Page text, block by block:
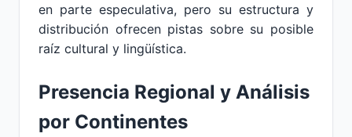
en parte especulativa, pero su estructura y
distribución ofrecen pistas sobre su posible
raíz cultural y lingüística.
Presencia Regional y Análisis
por Continentes